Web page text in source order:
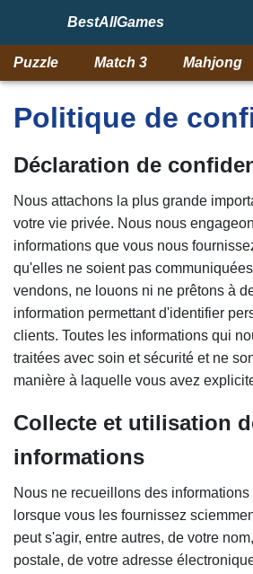
BestAllGames
Puzzle Match 3 Mahjong
Politique de
Déclaration de
Nous attachons la plus grande
votre vie privée. Nous nous
informations que vous nous
qu'elles ne soient pas
vendons, ne louons ni ne prêtons à
information permettant d'identifier
clients. Toutes les informations qui
traitées avec soin et sécurité et ne
manière à laquelle vous avez
Collecte et utilisation
informations
Nous ne recueillons des
lorsque vous les fournissez
peut s'agir, entre autres, de votre
postale, de votre adresse